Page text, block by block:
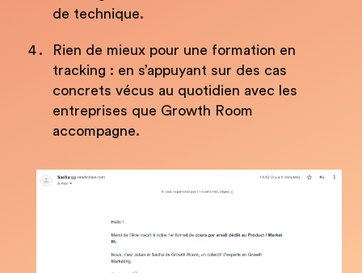
de technique.
Rien de mieux pour une formation en
tracking : en s’appuyant sur des cas
concrets vécus au quotidien avec les
entreprises que Growth Room
accompagne.